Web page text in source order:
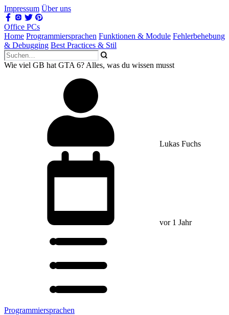
Impressum Über uns
Office PCs
Home Programmiersprachen Funktionen & Module Fehlerbehebung
& Debugging Best Practices & Stil
Wie viel GB hat GTA 6? Alles, was du wissen musst
Lukas Fuchs
vor 1 Jahr
Programmiersprachen